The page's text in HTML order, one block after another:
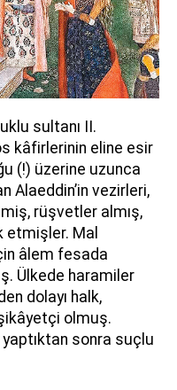
sultanı II.
kâfirlerinin eline esir
(!) üzerine uzunca
Alaeddin’in vezirleri,
rüşvetler almış,
etmişler. Mal
âlem fesada
Ülkede haramiler
dolayı halk,
şikâyetçi olmuş.
sonra suçlu